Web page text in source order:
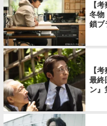
【
冬
鎖ブ
【
最終
ン』